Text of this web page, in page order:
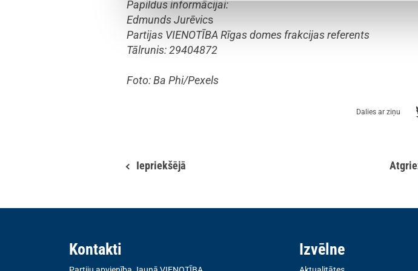
Papildus informācijai:
Edmunds Jurēvics
Partijas VIENOTĪBA Rīgas domes frakcijas referents
Tālrunis: 29404872
Foto: Ba Phi/Pexels
Dalies ar ziņu
Iepriekšējā
Kontakti Izvēlne